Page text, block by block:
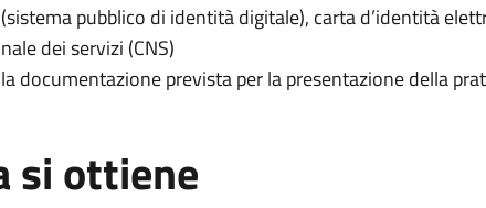
pubblico di identità digitale), carta d’identità
dei servizi (CNS)
documentazione prevista per la presentazione della
si ottiene